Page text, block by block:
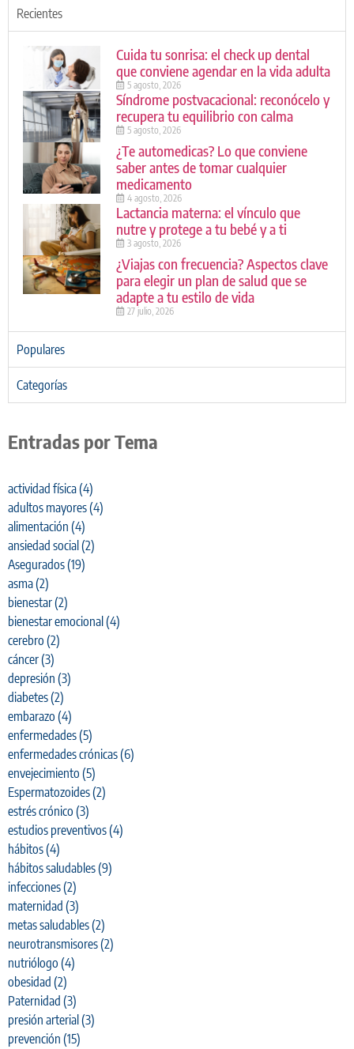
Recientes
Cuida tu sonrisa: el check up dental
que conviene agendar en la vida adulta
5 agosto, 2026
Síndrome postvacacional: reconócelo y
recupera tu equilibrio con calma
5 agosto, 2026
¿Te automedicas? Lo que conviene
saber antes de tomar cualquier
medicamento
4 agosto, 2026
Lactancia materna: el vínculo que
nutre y protege a tu bebé y a ti
3 agosto, 2026
¿Viajas con frecuencia? Aspectos clave
para elegir un plan de salud que se
adapte a tu estilo de vida
27 julio, 2026
Populares
Categorías
Entradas por Tema
actividad física(4)
adultos mayores(4)
alimentación (4)
ansiedad social (2)
Asegurados(19)
asma(2)
bienestar(2)
bienestar emocional (4)
cerebro (2)
cáncer(3)
depresión (3)
diabetes(2)
embarazo (4)
enfermedades(5)
enfermedades crónicas(6)
envejecimiento (5)
Espermatozoides(2)
estrés crónico (3)
estudios preventivos(4)
hábitos(4)
hábitos saludables(9)
infecciones(2)
maternidad (3)
metas saludables(2)
neurotransmisores(2)
nutriólogo (4)
obesidad (2)
Paternidad (3)
presión arterial (3)
prevención (15)